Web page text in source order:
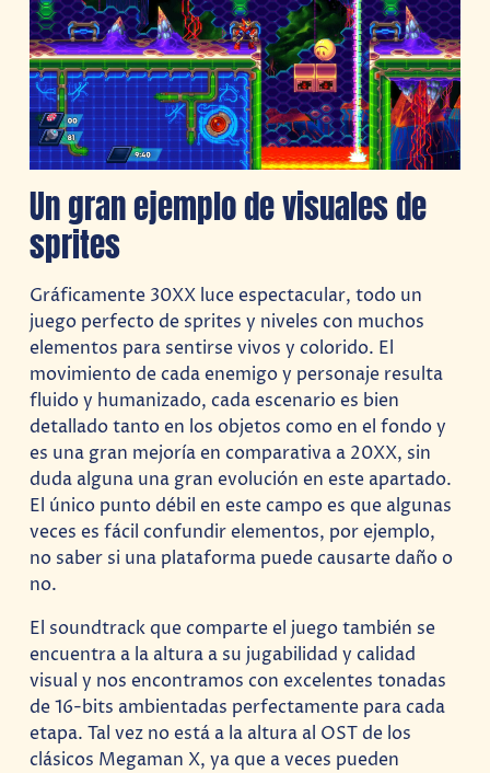
Un gran ejemplo de visuales de
sprites
Gráficamente 30XX luce espectacular, todo un
juego perfecto de sprites y niveles con muchos
elementos para sentirse vivos y colorido. El
movimiento de cada enemigo y personaje resulta
fluido y humanizado, cada escenario es bien
detallado tanto en los objetos como en el fondo y
es una gran mejoría en comparativa a 20XX, sin
duda alguna una gran evolución en este apartado.
El único punto débil en este campo es que algunas
veces es fácil confundir elementos, por ejemplo,
no saber si una plataforma puede causarte daño o
no.
El soundtrack que comparte el juego también se
encuentra a la altura a su jugabilidad y calidad
visual y nos encontramos con excelentes tonadas
de 16-bits ambientadas perfectamente para cada
etapa. Tal vez no está a la altura al OST de los
clásicos Megaman X, ya que a veces pueden